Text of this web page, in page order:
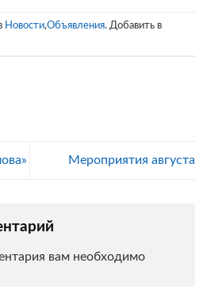
Новости,Объявления. Добавить в
Мероприятия августа
вам необходимо